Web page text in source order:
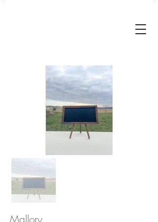
Mallory